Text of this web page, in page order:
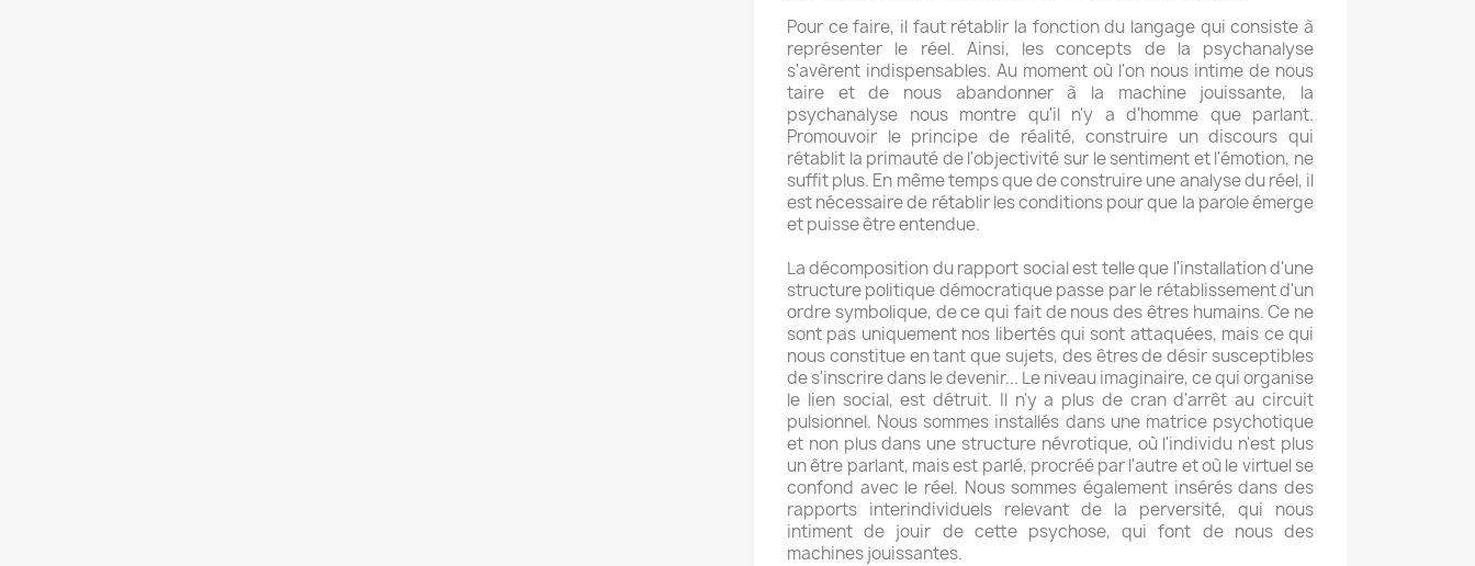
Pour ce faire, il faut rétablir la fonction du langage qui consiste à
représenter le réel. Ainsi, les concepts de la psychanalyse
s'avèrent indispensables. Au moment où l'on nous intime de nous
taire et de nous abandonner à la machine jouissante, la
psychanalyse nous montre qu'il n'y a d'homme que parlant.
Promouvoir le principe de réalité, construire un discours qui
rétablit la primauté de l'objectivité sur le sentiment et l'émotion, ne
suffit plus. En même temps que de construire une analyse du réel, il
est nécessaire de rétablir les conditions pour que la parole émerge
et puisse être entendue.
La décomposition du rapport social est telle que l'installation d'une
structure politique démocratique passe par le rétablissement d'un
ordre symbolique, de ce qui fait de nous des êtres humains. Ce ne
sont pas uniquement nos libertés qui sont attaquées, mais ce qui
nous constitue en tant que sujets, des êtres de désir susceptibles
de s'inscrire dans le devenir... Le niveau imaginaire, ce qui organise
le lien social, est détruit. Il n'y a plus de cran d'arrêt au circuit
pulsionnel. Nous sommes installés dans une matrice psychotique
et non plus dans une structure névrotique, où l'individu n'est plus
un être parlant, mais est parlé, procréé par l'autre et où le virtuel se
confond avec le réel. Nous sommes également insérés dans des
rapports interindividuels relevant de la perversité, qui nous
intiment de jouir de cette psychose, qui font de nous des
machines jouissantes.